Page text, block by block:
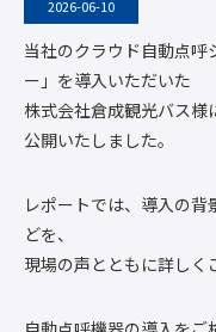
2026-06-10
当社のクラウド自動点
ー」を導入いただいた
株式会社倉成観光バス様
公開いたしました。
レポートでは、導入の
どを、
現場の声とともに詳しく